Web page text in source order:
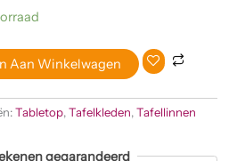
Aan Winkelwagen
Tabletop,Tafelkleden,Tafellinnen
gegarandeerd